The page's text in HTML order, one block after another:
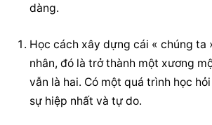
dàng.
Học cách xây dựng cái « chúng ta
nhân, đó là trở thành một xương
vẫn là hai. Có một quá trình học
sự hiệp nhất và tự do.